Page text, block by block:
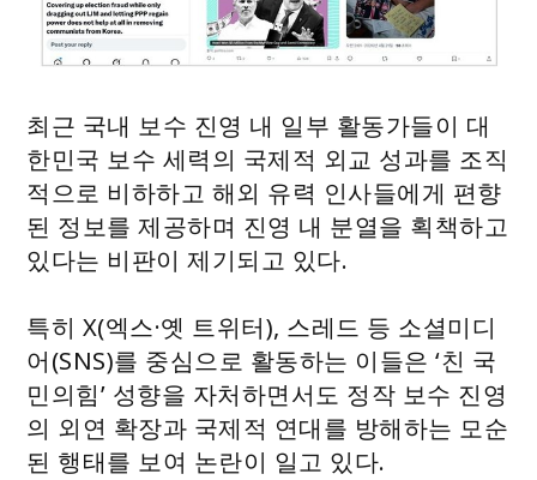
최근 국내 보수 진영 내 일부 활동가들이 대
한민국 보수 세력의 국제적 외교 성과를 조직
적으로 비하하고 해외 유력 인사들에게 편향
된 정보를 제공하며 진영 내 분열을 획책하고
있다는 비판이 제기되고 있다.
특히 X(엑스·옛 트위터), 스레드 등 소셜미디
어(SNS)를 중심으로 활동하는 이들은 ‘친 국
민의힘’ 성향을 자처하면서도 정작 보수 진영
의 외연 확장과 국제적 연대를 방해하는 모순
된 행태를 보여 논란이 일고 있다.